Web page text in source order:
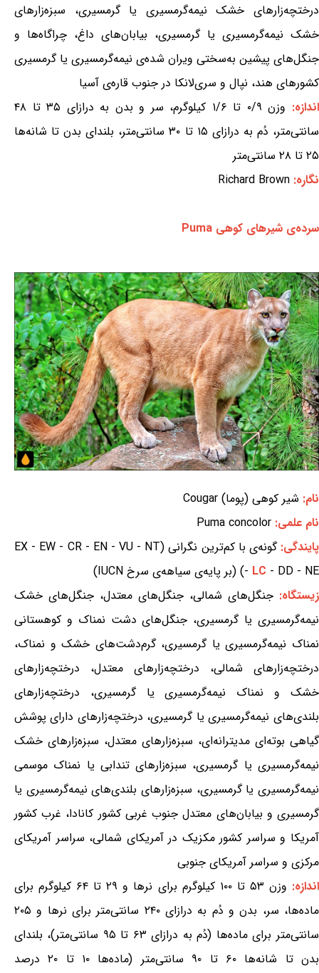
درختچه‌زارهای خشک نیمه‌گرمسیری یا گرمسیری، سبزه‌زارهای
خشک نیمه‌گرمسیری یا گرمسیری، بیابان‌های داغ، چراگاه‌ها و
جنگل‌های پیشین به‌سختی ویران شده‌ی نیمه‌گرمسیری یا گرمسیری
کشورهای هند، نپال و سری‌لانکا در جنوب قاره‌ی آسیا
اندازه:
وزن ۰/۹ تا ۱/۶ کیلوگرم، سر و بدن به درازای ۳۵ تا ۴۸
سانتی‌متر، دُم به درازای ۱۵ تا ۳۰ سانتی‌متر، بلندای بدن تا شانه‌ها
۲۵ تا ۲۸ سانتی‌متر
نگاره: Richard Brown
سرده‌ی شیرهای کوهی Puma
نام: شیر کوهی (پوما) Cougar
نام علمی: Puma concolor
پایندگی:
گونه‌ی با کم‌ترین نگرانی (EX - EW - CR - EN - VU - NT
- LC - DD - NE) (بر پایه‌ی سیاهه‌ی سرخ IUCN)
زیستگاه: جنگل‌های شمالی، جنگل‌های معتدل، جنگل‌های خشک
نیمه‌گرمسیری یا گرمسیری، جنگل‌های دشت نمناک و کوهستانی
نمناک نیمه‌گرمسیری یا گرمسیری، گرم‌دشت‌های خشک و نمناک،
درختچه‌زارهای شمالی، درختچه‌زارهای معتدل، درختچه‌زارهای
خشک و نمناک نیمه‌گرمسیری یا گرمسیری، درختچه‌زارهای
بلندی‌های نیمه‌گرمسیری یا گرمسیری، درختچه‌زارهای دارای پوشش
گیاهی بوته‌ای مدیترانه‌ای، سبزه‌زارهای معتدل، سبزه‌زارهای خشک
نیمه‌گرمسیری یا گرمسیری، سبزه‌زارهای تندابی یا نمناک موسمی
نیمه‌گرمسیری یا گرمسیری، سبزه‌زارهای بلندی‌های نیمه‌گرمسیری یا
گرمسیری و بیابان‌های معتدل جنوب غربی کشور کانادا، غرب کشور
آمریکا و سراسر کشور مکزیک در آمریکای شمالی، سراسر آمریکای
مرکزی و سراسر آمریکای جنوبی
اندازه:
وزن ۵۳ تا ۱۰۰ کیلوگرم برای نرها و ۲۹ تا ۶۴ کیلوگرم برای
ماده‌ها، سر، بدن و دُم به درازای ۲۴۰ سانتی‌متر برای نرها و ۲۰۵
سانتی‌متر برای ماده‌ها (دُم به درازای ۶۳ تا ۹۵ سانتی‌متر)، بلندای
بدن تا شانه‌ها ۶۰ تا ۹۰ سانتی‌متر (ماده‌ها ۱۰ تا ۲۰ درصد